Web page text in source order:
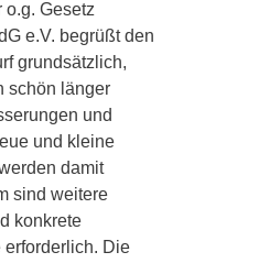
o.g. Gesetz
e.V. begrüßt den
grundsätzlich,
schön länger
und
und kleine
damit
sind weitere
konkrete
erforderlich. Die